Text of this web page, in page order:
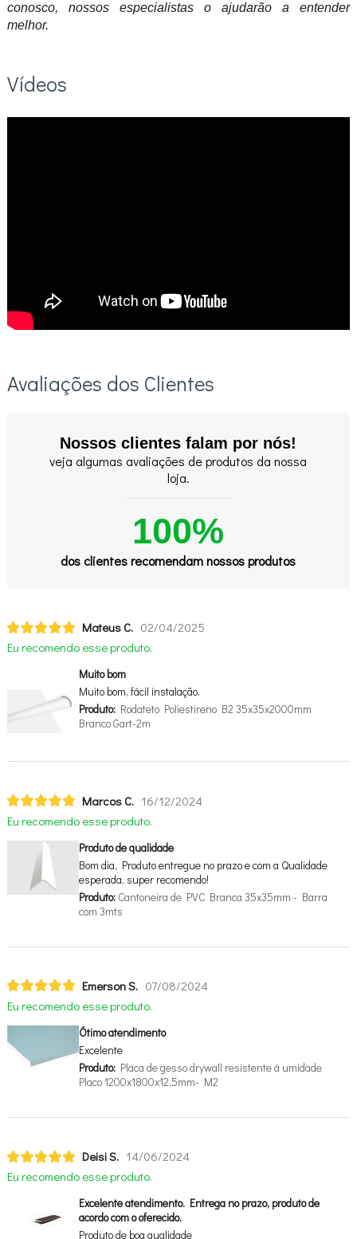
conosco, nossos especialistas o ajudarão a entender
melhor.
Vídeos
Avaliações dos Clientes
Nossos clientes falam por nós!
veja algumas avaliações de produtos da nossa
loja.
100%
dos clientes recomendam nossos produtos
Mateus C. 02/04/2025
Eu recomendo esse produto.
Muito bom
Muito bom, fácil instalação.
Produto:Rodateto Poliestireno B2 35x35x2000mm
Branco Gart-2m
Marcos C. 16/12/2024
Eu recomendo esse produto.
Produto de qualidade
Bom dia, Produto entregue no prazo e com a Qualidade
esperada, super recomendo!
Produto:Cantoneira de PVC Branca 35x35mm - Barra
com 3mts
Emerson S. 07/08/2024
Eu recomendo esse produto.
Ótimo atendimento
Excelente
Produto:Placa de gesso drywall resistente á umidade
Placo 1200x1800x12,5mm- M2
Deisi S. 14/06/2024
Eu recomendo esse produto.
Excelente atendimento. Entrega no prazo, produto de
acordo com o oferecido.
Produto de boa qualidade